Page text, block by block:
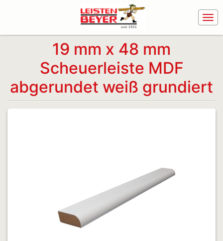
19 mm x 48 mm
Scheuerleiste MDF
abgerundet weiß grundiert